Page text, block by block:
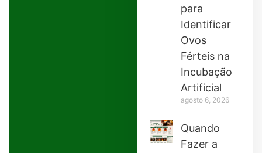
para
Identificar
Ovos
Férteis na
Incubação
Artificial
agosto 6, 2026
Quando
Fazer a